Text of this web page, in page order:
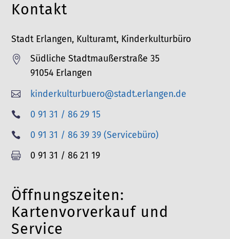
Kontakt
Stadt Erlangen, Kulturamt, Kinderkulturbüro

Südliche Stadtmaußerstraße 35
91054 Erlangen
 kinderkulturbuero@stadt.erlangen.de

T
e
o
n
0 91 31 / 86 29 15

T
f
o
0 91 31 / 86 39 39 (Servicebüro)

F
0 91 31 / 86 21 19
Öffnungszeiten:
Kartenvorverkauf und
Service